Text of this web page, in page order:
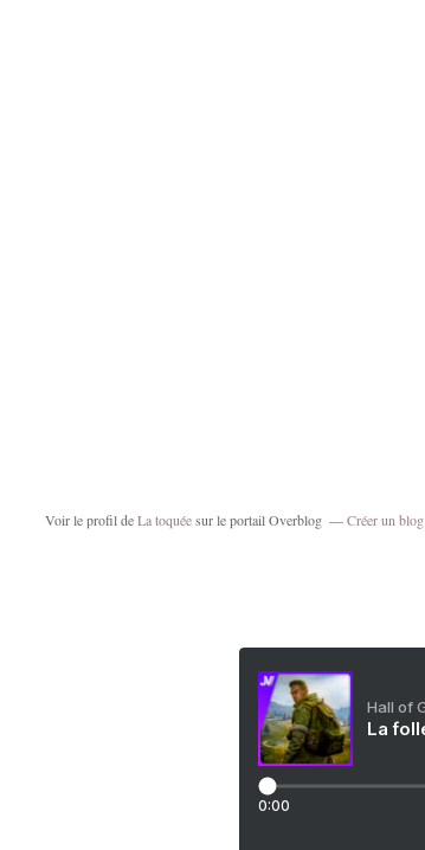
Voir le profil deLa toquéesur le portail Overblog Créer un
Hall of
La
0:00